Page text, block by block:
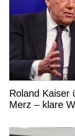
Roland Kaiser
Merz – klare